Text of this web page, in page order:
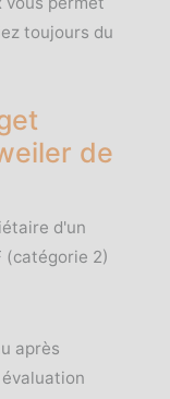
toujours du
de
d'un
(catégorie 2)
après